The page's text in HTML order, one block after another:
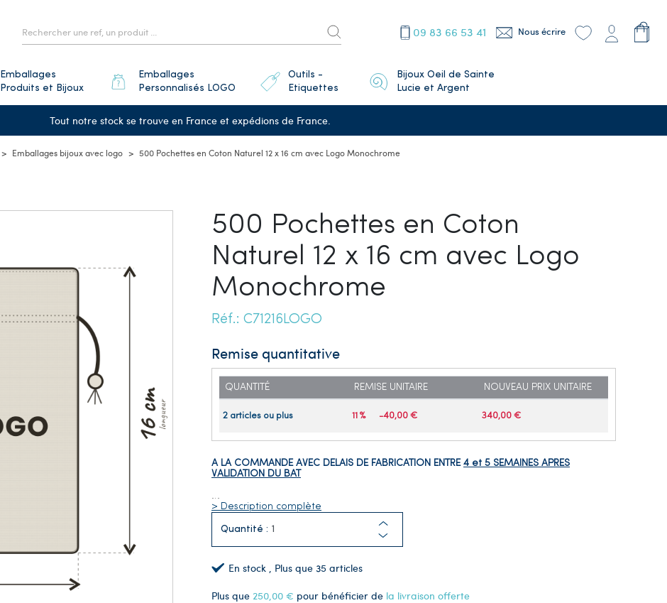
09 83 66 53 41 Nous écrire
Emballages
Produits et Bijoux
Emballages
Personnalisés LOGO
Outils -
Etiquettes
Bijoux Oeil de Sainte
Lucie et Argent
Tout notre stock se trouve en France et expédions de France.
Emballages bijoux avec logo 500 Pochettes en Coton Naturel 12 x 16 cm avec Logo Monochrome
500 Pochettes en Coton
Naturel 12 x 16 cm avec Logo
Monochrome
Réf.: C71216LOGO
Remise quantitative
QUANTITÉ REMISE UNITAIRE NOUVEAU PRIX UNITAIRE
2 articles ou plus 11 % -40,00 € 340,00 €
A LA COMMANDE AVEC DELAIS DE FABRICATION ENTRE 4 et 5 SEMAINES APRES
VALIDATION DU BAT
…
> Description complète
Quantité :
En stock , Plus que 35 articles
Plus que 250,00 € pour bénéficier de la livraison offerte